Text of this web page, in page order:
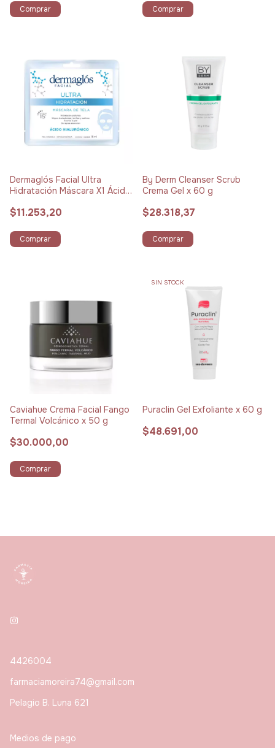
Comprar Comprar
Dermaglós Facial Ultra
Hidratación Máscara X1 Ácido
$11.253,20
Comprar
By Derm Cleanser Scrub
Crema Gel x 60 g
$28.318,37
Comprar
Caviahue Crema Facial Fango
Termal Volcánico x 50 g
$30.000,00
Comprar
SIN STOCK
Puraclin Gel Exfoliante x 60 g
$48.691,00
4426004
farmaciamoreira74@gmail.com
Pelagio B. Luna 621
Medios de pago